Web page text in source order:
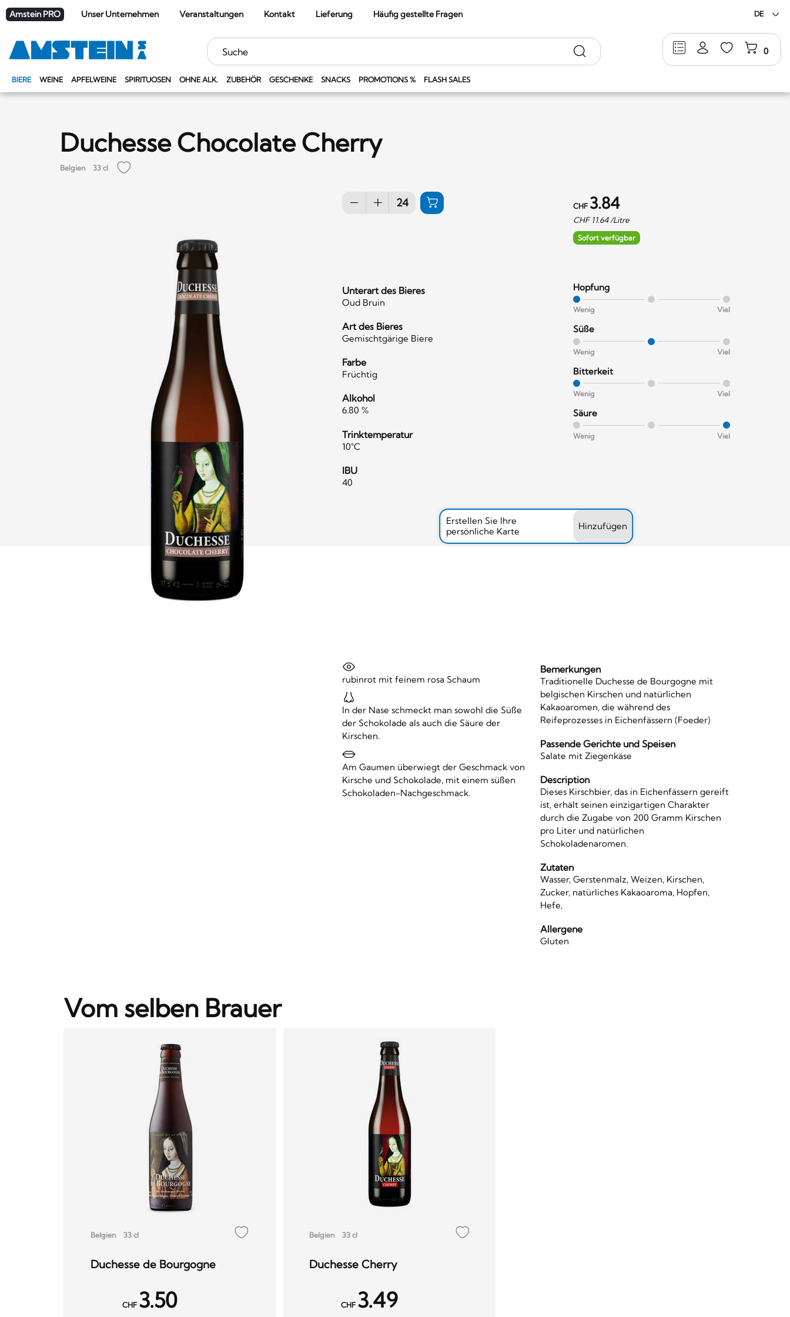
Amstein PRO Unser Unternehmen Veranstaltungen Kontakt Lieferung Häufig gestellte Fragen DE
BIERE WEINE APFELWEINE SPIRITUOSEN OHNE ALK. ZUBEHÖR GESCHENKE SNACKS PROMOTIONS % FLASH SALES
0
Stichwörter Suche
Duchesse Chocolate Cherry
Belgien 33 cl
CHF 3.84
CHF 11.64/Litre
Sofort verfügbar
Unterart des Bieres
Oud Bruin
Art des Bieres
Gemischtgärige Biere
Farbe
Früchtig
Alkohol
6.80 %
Trinktemperatur
10°C
IBU
40
Hopfung
Wenig Viel
Süße
Wenig Viel
Bitterkeit
Wenig Viel
Säure
Wenig Viel
Erstellen Sie Ihre
persönliche Karte
Hinzufügen
rubinrot mit feinem rosa Schaum
In der Nase schmeckt man sowohl die Süße
der Schokolade als auch die Säure der
Kirschen.
Am Gaumen überwiegt der Geschmack von
Kirsche und Schokolade, mit einem süßen
Schokoladen-Nachgeschmack.
Bemerkungen
Traditionelle Duchesse de Bourgogne mit
belgischen Kirschen und natürlichen
Kakaoaromen, die während des
Reifeprozesses in Eichenfässern (Foeder)
Passende Gerichte und Speisen
Salate mit Ziegenkäse
Description
Dieses Kirschbier, das in Eichenfässern gereift
ist, erhält seinen einzigartigen Charakter
durch die Zugabe von 200 Gramm Kirschen
pro Liter und natürlichen
Schokoladenaromen.
Zutaten
Wasser, Gerstenmalz, Weizen, Kirschen,
Zucker, natürliches Kakaoaroma, Hopfen,
Hefe,
Allergene
Gluten
Vom selben Brauer
Belgien 33 cl
Duchesse de Bourgogne
CHF 3.50
Belgien 33 cl
Duchesse Cherry
CHF 3.49